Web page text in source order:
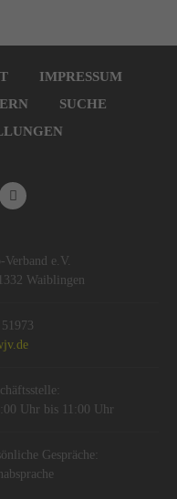
IMPRESSUM
SUCHE
e.V.
Waiblingen
Uhr bis 11:00 Uhr
Gespräche: